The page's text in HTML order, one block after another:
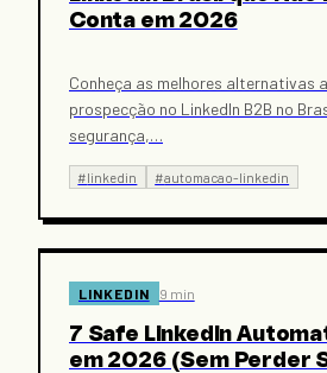
Conta em 2026
Conheça as melhores alternativas
prospecção no LinkedIn B2B no
segurança,…
#linkedin #automacao-linkedin
LINKEDIN 9 min
7 Safe LinkedIn
em 2026 (Sem Perder